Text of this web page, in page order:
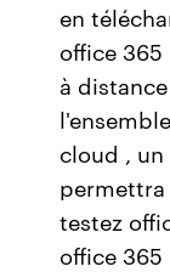
en
office
à
cloud ,
testez
office